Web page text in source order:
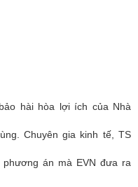
hài hòa lợi ích của Nhà
Chuyên gia kinh tế, TS
phương án mà EVN đưa ra